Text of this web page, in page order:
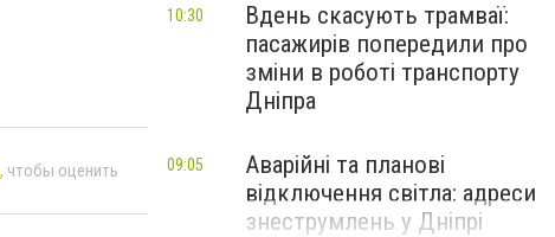
, чтобы оценить
Вдень скасують трамваї:
пасажирів попередили про
зміни в роботі транспорту
Дніпра
10:30
Аварійні та планові
відключення світла: адреси
знеструмлень у Дніпрі
09:05